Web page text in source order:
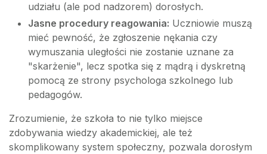
udziału (ale pod nadzorem) dorosłych.
Jasne procedury reagowania: Uczniowie muszą
mieć pewność, że zgłoszenie nękania czy
wymuszania uległości nie zostanie uznane za
"skarżenie", lecz spotka się z mądrą i dyskretną
pomocą ze strony psychologa szkolnego lub
pedagogów.
Zrozumienie, że szkoła to nie tylko miejsce
zdobywania wiedzy akademickiej, ale też
skomplikowany system społeczny, pozwala dorosłym